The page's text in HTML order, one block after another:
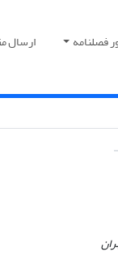
فصلنامه ارسال